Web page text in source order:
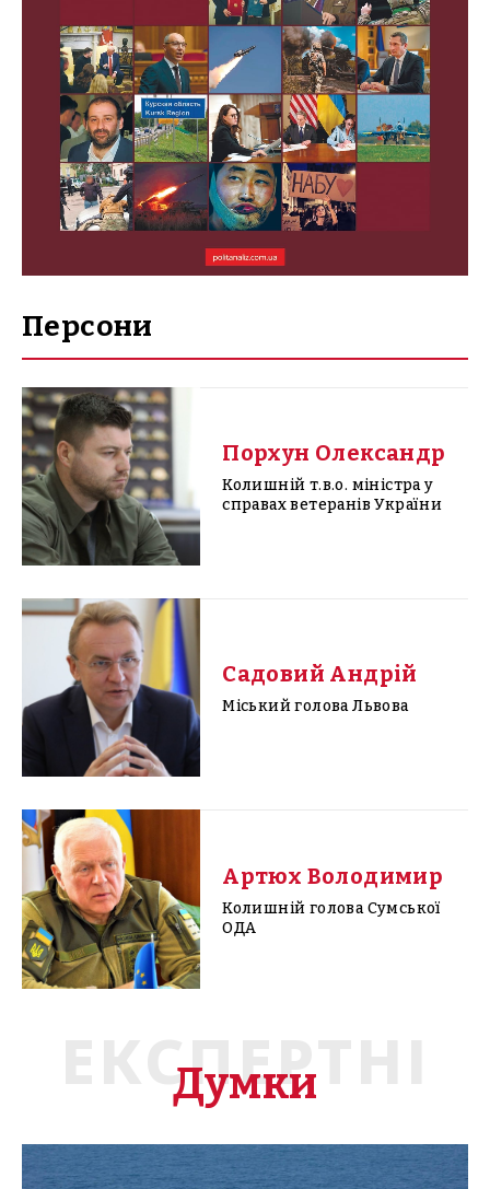
Персони
Порхун Олександр
Колишній т.в.о. міністра у
справах ветеранів України
Садовий Андрій
Міський голова Львова
Артюх Володимир
Колишній голова Сумської
ОДА
ЕКСПЕРТНІ
Думки